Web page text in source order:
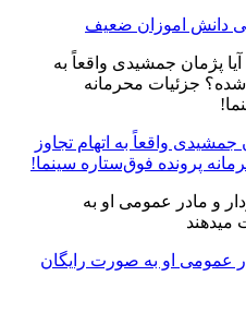
دانش اموزان ضعیف
واقعاً به اتهام تجاوز
پرونده فوق‌ستاره سینما!
عمومی او به صورت رایگان